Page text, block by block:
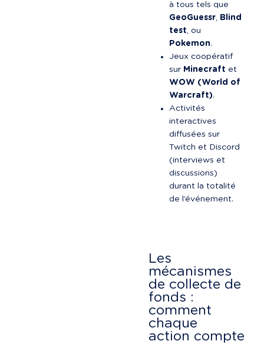
à tous tels que
GeoGuessr, Blind
test, ou
Pokemon.
Jeux coopératif
sur Minecraft et
WOW (World of
Warcraft).
Activités
interactives
diffusées sur
Twitch et Discord
(interviews et
discussions)
durant la totalité
de l’événement.
Les
mécanismes
de collecte de
fonds :
comment
chaque
action compte